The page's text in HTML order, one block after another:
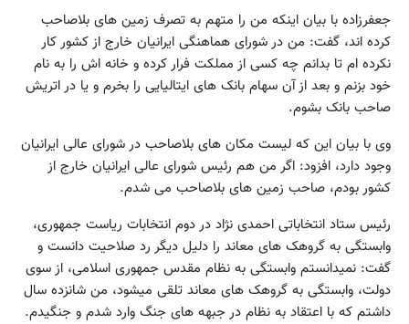
جعفرزاده با بیان اینکه من را متهم به تصرف زمین های بلاصاحب
کرده اند، گفت: من در شورای هماهنگی ایرانیان خارج از کشور کار
نکرده ام تا بدانم چه کسی از مملکت فرار کرده و خانه اش را به نام
خود بزنم و بعد از آن سهام بانک های ایتالیایی را بخرم و یا در اتریش
صاحب بانک بشوم.
وی با بیان این که لیست مکان های بلاصاحب در شورای عالی ایرانیان
وجود دارد، افزود: اگر من هم رئیس شورای عالی ایرانیان خارج از
کشور بودم، صاحب زمین های بلاصاحب می شدم.
رئیس ستاد انتخاباتی احمدی نژاد در دوم انتخابات ریاست جمهوری،
وابستگی به گروهک های معاند را دلیل دیگر رد صلاحیت دانست و
گفت: نمیدانستم وابستگی به نظام مقدس جمهوری اسلامی، از سوی
دولت، وابستگی به گروهک های معاند تلقی میشود، من شانزده سال
داشتم که با اعتقاد به نظام در جبهه های جنگ وارد شدم و جنگیدم.